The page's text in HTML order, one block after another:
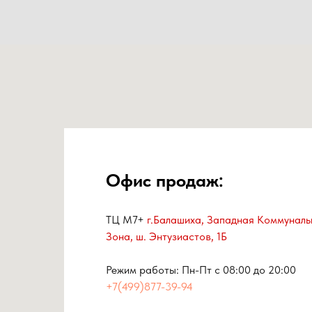
Офис продаж:
ТЦ М7+ г.Балашиха, Западная
Зона, ш. Энтузиастов, 1Б
Режим работы: Пн-Пт с 08:00 до 20:00
+7(499)877-39-94